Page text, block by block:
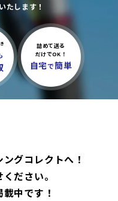
たします！
詰めて送る
だけでOK！
自宅で簡単
グコレクトへ！
ださい。
中です！